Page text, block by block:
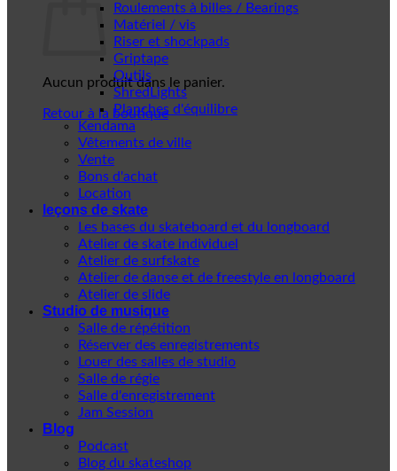
Aucun produit dans le panier.
Retour à la boutique
Roulements à billes / Bearings
Matériel / vis
Riser et shockpads
Griptape
Outils
ShredLights
Planches d'équilibre
Kendama
Vêtements de ville
Vente
Bons d'achat
Location
leçons de skate
Les bases du skateboard et du longboard
Atelier de skate individuel
Atelier de surfskate
Atelier de danse et de freestyle en longboard
Atelier de slide
Studio de musique
Salle de répétition
Réserver des enregistrements
Louer des salles de studio
Salle de régie
Salle d'enregistrement
Jam Session
Blog
Podcast
Blog du skateshop